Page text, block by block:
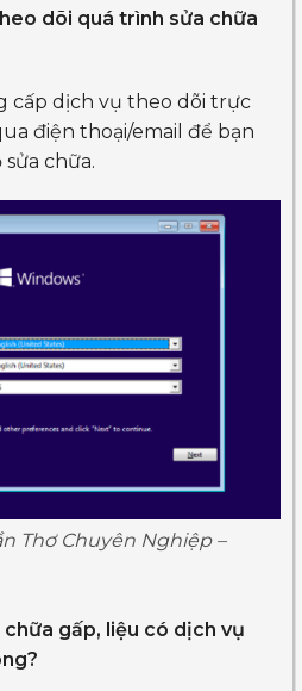
dõi quá trình sửa chữa
cấp dịch vụ theo dõi trực
điện thoại/email để bạn
chữa.
Thơ Chuyên Nghiệp –
chữa gấp, liệu có dịch vụ